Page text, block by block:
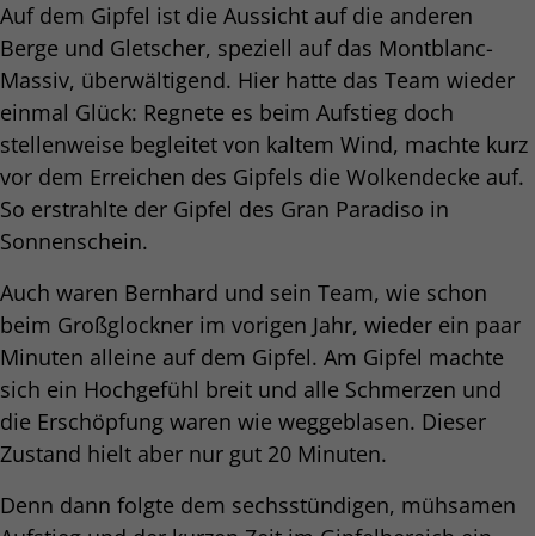
Auf dem Gipfel ist die Aussicht auf die anderen
Berge und Gletscher, speziell auf das Montblanc-
Massiv, überwältigend. Hier hatte das Team wieder
einmal Glück: Regnete es beim Aufstieg doch
stellenweise begleitet von kaltem Wind, machte kurz
vor dem Erreichen des Gipfels die Wolkendecke auf.
So erstrahlte der Gipfel des Gran Paradiso in
Sonnenschein.
Auch waren Bernhard und sein Team, wie schon
beim Großglockner im vorigen Jahr, wieder ein paar
Minuten alleine auf dem Gipfel. Am Gipfel machte
sich ein Hochgefühl breit und alle Schmerzen und
die Erschöpfung waren wie weggeblasen. Dieser
Zustand hielt aber nur gut 20 Minuten.
Denn dann folgte dem sechsstündigen, mühsamen